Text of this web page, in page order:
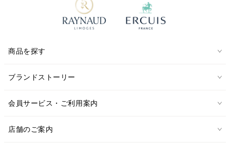
商品を探す
ブランドストーリー
会員サービス・ご利用案内
店舗のご案内